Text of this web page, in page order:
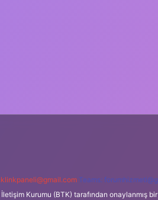
Teams:
Kurumu (BTK) tarafından